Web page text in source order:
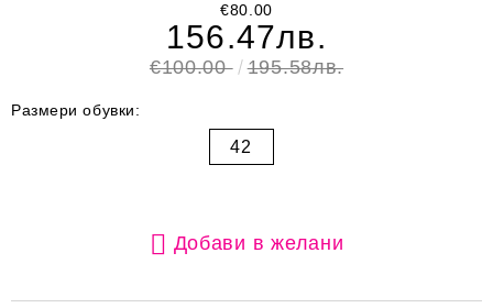
€80.00
156.47лв.
€100.00 195.58лв.
Размери обувки:
42
Добави в желани